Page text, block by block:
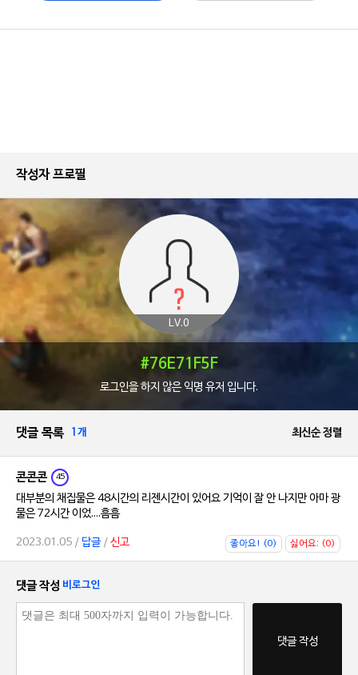
작성자 프로필
LV.0
#76E71F5F
로그인을 하지 않은 익명 유저 입니다.
댓글 목록 1개 최신순 정렬
콘콘콘 45
대부분의 채집물은 48시간의 리젠시간이 있어요 기억이 잘 안 나지만 아마 광
물은 72시간 이었....흠흠
2023.01.05 / 답글/ 신고 좋아요! (0) 싫어요; (0)
댓글 작성 비로그인
댓글 작성